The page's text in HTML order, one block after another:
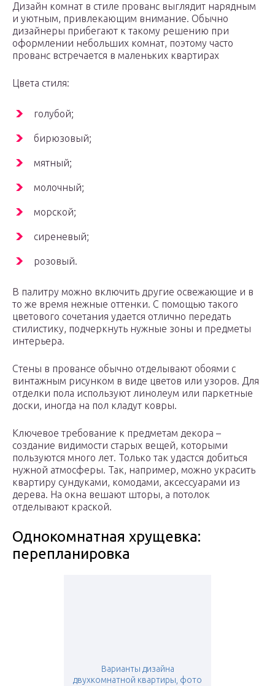
Дизайн комнат в стиле прованс выглядит нарядным
и уютным, привлекающим внимание. Обычно
дизайнеры прибегают к такому решению при
оформлении небольших комнат, поэтому часто
прованс встречается в маленьких квартирах
Цвета стиля:
голубой;
бирюзовый;
мятный;
молочный;
морской;
сиреневый;
розовый.
В палитру можно включить другие освежающие и в
то же время нежные оттенки. С помощью такого
цветового сочетания удается отлично передать
стилистику, подчеркнуть нужные зоны и предметы
интерьера.
Стены в провансе обычно отделывают обоями с
винтажным рисунком в виде цветов или узоров. Для
отделки пола используют линолеум или паркетные
доски, иногда на пол кладут ковры.
Ключевое требование к предметам декора –
создание видимости старых вещей, которыми
пользуются много лет. Только так удастся добиться
нужной атмосферы. Так, например, можно украсить
квартиру сундуками, комодами, аксессуарами из
дерева. На окна вешают шторы, а потолок
отделывают краской.
Однокомнатная хрущевка:
перепланировка
Варианты дизайна
двухкомнатной квартиры, фото